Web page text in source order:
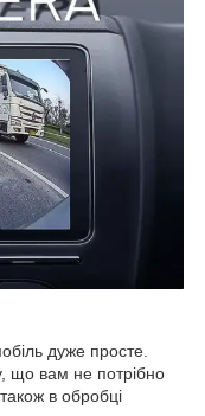
дуже просте.
що вам не потрібно
в обробці